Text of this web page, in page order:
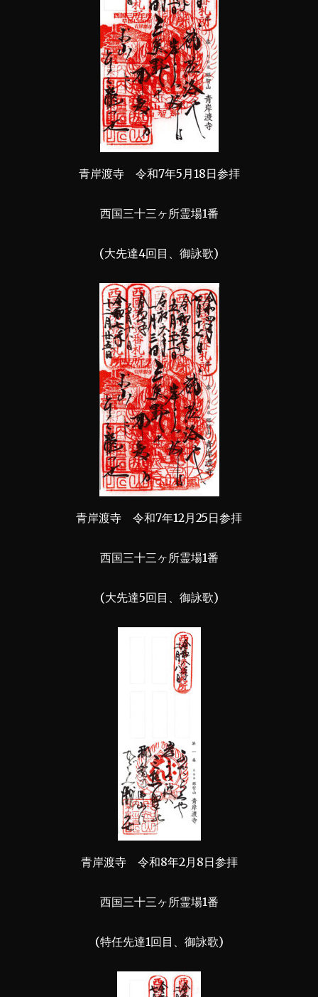
青岸渡寺 令和7年5月18日参拝
西国三十三ヶ所霊場1番
(大先達4回目、御詠歌)
青岸渡寺 令和7年12月25日参拝
西国三十三ヶ所霊場1番
(大先達5回目、御詠歌)
青岸渡寺 令和8年2月8日参拝
西国三十三ヶ所霊場1番
(特任先達1回目、御詠歌)